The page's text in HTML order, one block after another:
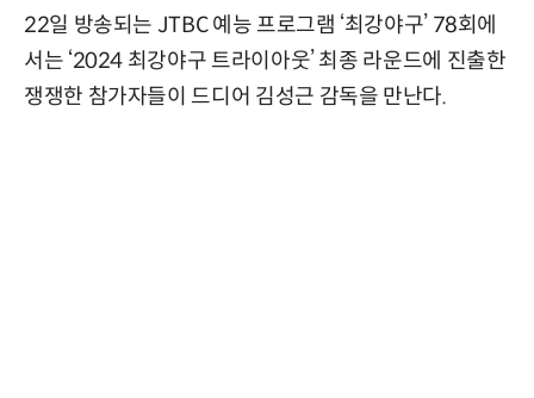
22일 방송되는 JTBC 예능 프로그램 ‘최강야구’ 78회에
서는 ‘2024 최강야구 트라이아웃’ 최종 라운드에 진출한
쟁쟁한 참가자들이 드디어 김성근 감독을 만난다.